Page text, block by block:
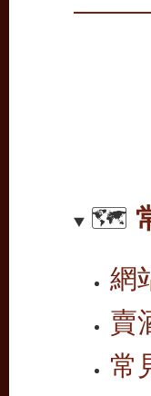
🗺️
網
賣
常